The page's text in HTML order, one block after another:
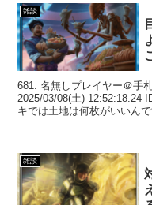
雑談
681: 名無しプレイヤー＠手
2025/03/08(土) 12:52:18.24
雑談